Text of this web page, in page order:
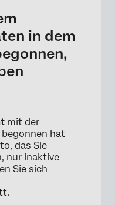
in dem
mit der
hat
das Sie
nur inaktive
Sie sich